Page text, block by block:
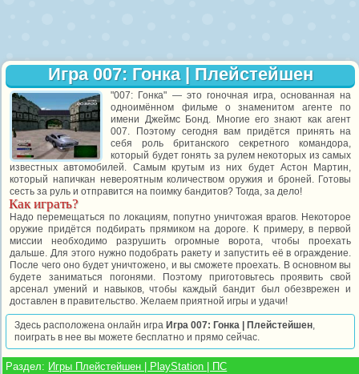
Игра 007: Гонка | Плейстейшен
"007: Гонка" — это гоночная игра, основанная на
одноимённом фильме о знаменитом агенте по
имени Джеймс Бонд. Многие его знают как агент
007. Поэтому сегодня вам придётся принять на
себя роль британского секретного командора,
который будет гонять за рулем некоторых из самых
известных автомобилей. Самым крутым из них будет Астон Мартин,
который напичкан невероятным количеством оружия и броней. Готовы
сесть за руль и отправится на поимку бандитов? Тогда, за дело!
Как играть?
Надо перемещаться по локациям, попутно уничтожая врагов. Некоторое
оружие придётся подбирать прямиком на дороге. К примеру, в первой
миссии необходимо разрушить огромные ворота, чтобы проехать
дальше. Для этого нужно подобрать ракету и запустить её в ограждение.
После чего оно будет уничтожено, и вы сможете проехать. В основном вы
будете заниматься погонями. Поэтому приготовьтесь проявить свой
арсенал умений и навыков, чтобы каждый бандит был обезврежен и
доставлен в правительство. Желаем приятной игры и удачи!
Здесь расположена онлайн игра Игра 007: Гонка | Плейстейшен,
поиграть в нее вы можете бесплатно и прямо сейчас.
Раздел: Игры Плейстейшен | PlayStation | ПС